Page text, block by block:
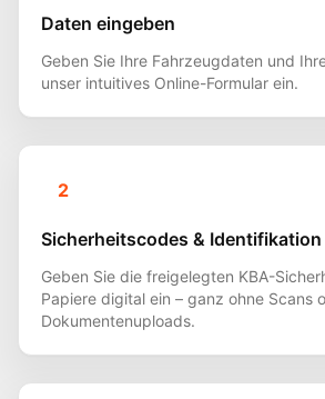
Daten eingeben
Geben Sie Ihre Fahrzeugdaten und
unser intuitives Online-Formular ein.
2
Sicherheitscodes & Identifikation
Geben Sie die freigelegten KBA-
Papiere digital ein – ganz ohne Scans
Dokumentenuploads.